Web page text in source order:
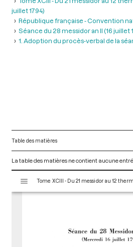
juillet 1794)
République française - Convention
Séance du 28 messidor an II (16 juillet
1. Adoption du procès-verbal de la
Table des matières
La table des matières ne contient aucune
s